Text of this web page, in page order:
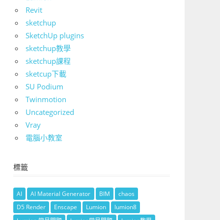
Revit
sketchup
SketchUp plugins
sketchup教學
sketchup課程
sketcup下載
SU Podium
Twinmotion
Uncategorized
Vray
電腦小教室
標籤
AI AI Material Generator BIM
chaos
D5 Render
Enscape Lumion
lumion8